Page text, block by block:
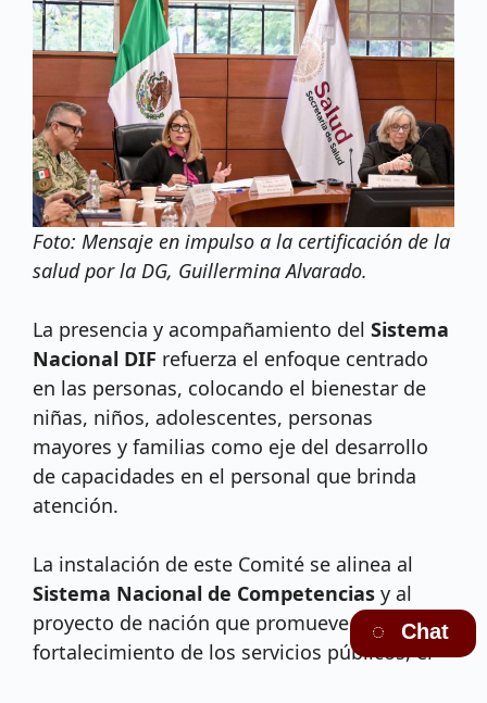
Foto: Mensaje en impulso a la certificación de la
salud por la DG, Guillermina Alvarado.
La presencia y acompañamiento del Sistema
Nacional DIF refuerza el enfoque centrado
en las personas, colocando el bienestar de
niñas, niños, adolescentes, personas
mayores y familias como eje del desarrollo
de capacidades en el personal que brinda
atención.
La instalación de este Comité se alinea al
Sistema Nacional de Competencias y al
proyecto de nación que promueve el
fortalecimiento de los servicios públicos, el
Chat